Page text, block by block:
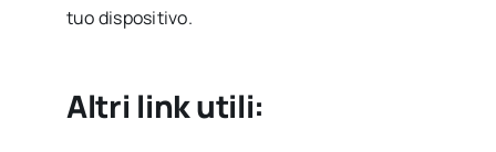
tuo dispositivo.
Altri link utili: